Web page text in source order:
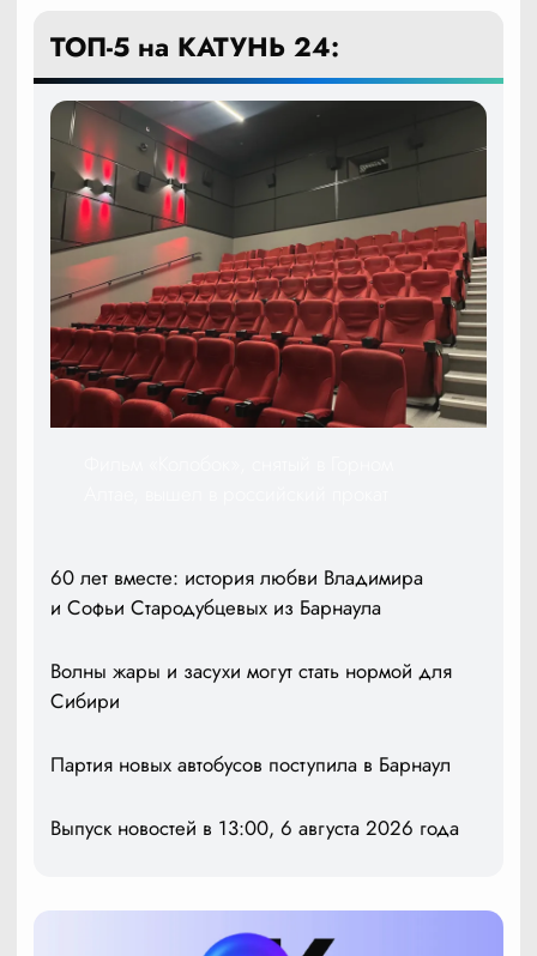
ТОП-5 на КАТУНЬ 24:
60 лет вместе: история любви Владимира
и Софьи Стародубцевых из Барнаула
Волны жары и засухи могут стать нормой для
Сибири
Партия новых автобусов поступила в Барнаул
Выпуск новостей в 13:00, 6 августа 2026 года